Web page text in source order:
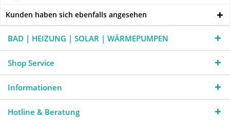
Kunden haben sich ebenfalls angesehen
BAD | HEIZUNG | SOLAR | WÄRMEPUMPEN
Shop Service
Informationen
Hotline & Beratung